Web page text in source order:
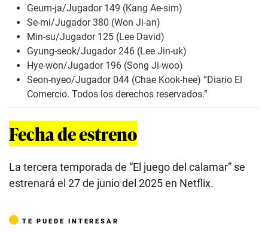
Geum-ja/Jugador 149 (Kang Ae-sim)
Se-mi/Jugador 380 (Won Ji-an)
Min-su/Jugador 125 (Lee David)
Gyung-seok/Jugador 246 (Lee Jin-uk)
Hye-won/Jugador 196 (Song Ji-woo)
Seon-nyeo/Jugador 044 (Chae Kook-hee) “Diario El
Comercio. Todos los derechos reservados.”
Fecha de estreno
La tercera temporada de “El juego del calamar” se
estrenará el 27 de junio del 2025 en Netflix.
TE PUEDE INTERESAR